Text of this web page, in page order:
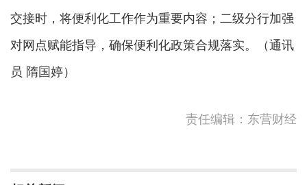
交接时，将便利化工作作为重要内容；二级分行加强
对网点赋能指导，确保便利化政策合规落实。（通讯
员 隋国婷）
责任编辑：东营财经